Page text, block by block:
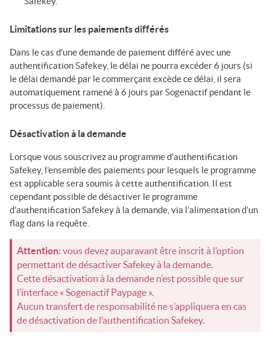
Limitations sur les paiements différés
Dans le cas d’une demande de paiement différé avec une
authentification Safekey, le délai ne pourra excéder 6 jours (si
le délai demandé par le commerçant excède ce délai, il sera
automatiquement ramené à 6 jours parSogenactif pendant le
processus de paiement).
Désactivation à la demande
Lorsque vous souscrivez au programme d’authentification
Safekey, l’ensemble des paiements pour lesquels le programme
est applicable sera soumis à cette authentification. Il est
cependant possible de désactiver le programme
d’authentification Safekey à la demande, via l’alimentation d’un
flag dans la requête.
Attention: vous devez auparavant être inscrit à l’option
permettant de désactiver Safekey à la demande.
Cette désactivation à la demande n’est possible que sur
l’interface « Sogenactif Paypage ».
Aucun transfert de responsabilité ne s’appliquera en cas
de désactivation de l’authentification Safekey.